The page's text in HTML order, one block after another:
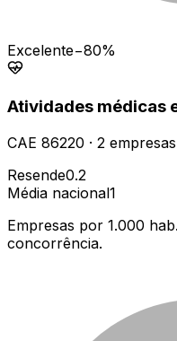
Excelente−80%
Atividades médicas
CAE 86220 · 2 empresas
Resende0.2
Média nacional1
Empresas por 1.000
concorrência.